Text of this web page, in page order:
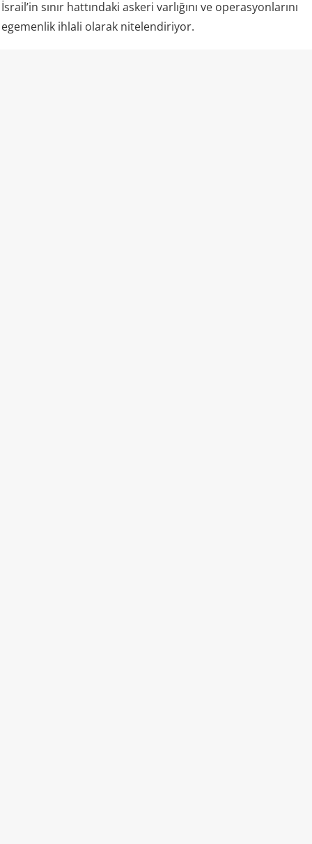
İsrail’in sınır hattındaki askeri varlığını ve operasyonlarını
egemenlik ihlali olarak nitelendiriyor.